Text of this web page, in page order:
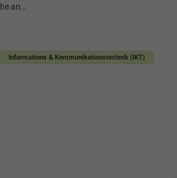
an…
Informations & Kommunikationstechnik (IKT)